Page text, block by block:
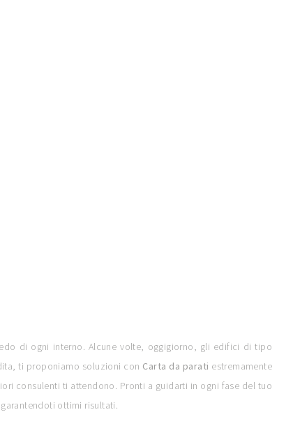
di ogni interno. Alcune volte, oggigiorno, gli edifici di tipo
ti proponiamo soluzioni con Carta da parati estremamente
consulenti ti attendono. Pronti a guidarti in ogni fase del tuo
ottimi risultati.